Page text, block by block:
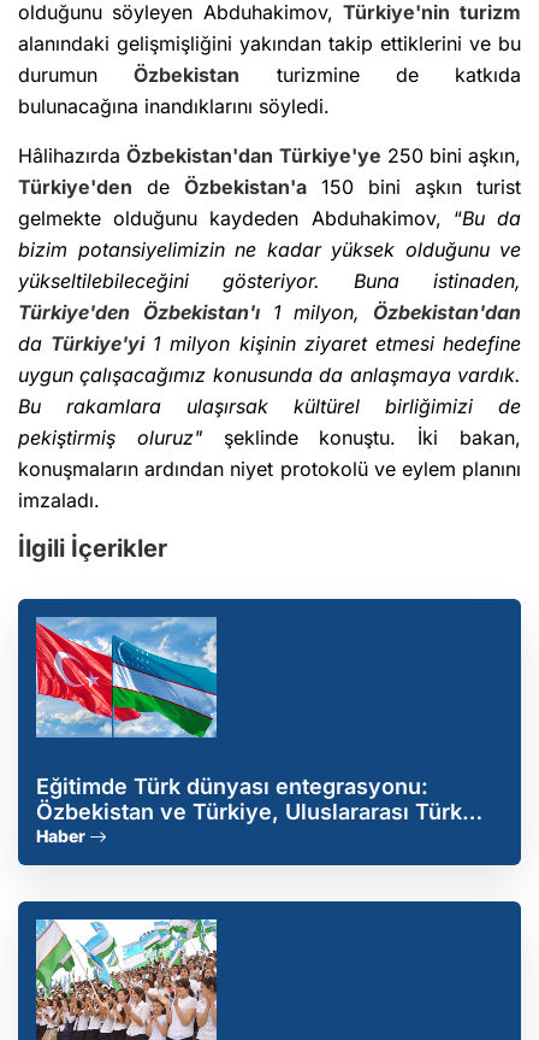
olduğunu söyleyen Abduhakimov, Türkiye'nin turizm
alanındaki gelişmişliğini yakından takip ettiklerini ve bu
durumunÖzbekistan turizmine de katkıda
bulunacağına inandıklarını söyledi.
Hâlihazırda Özbekistan'dan Türkiye'ye 250 bini aşkın,
Türkiye'den de Özbekistan'a 150 bini aşkın turist
gelmekte olduğunu kaydeden Abduhakimov, “Bu da
bizim potansiyelimizin ne kadar yüksek olduğunu ve
yükseltilebileceğini gösteriyor. Buna istinaden,
Türkiye'den Özbekistan'ı1 milyon, Özbekistan'dan
da Türkiye'yi1 milyon kişinin ziyaret etmesi hedefine
uygun çalışacağımız konusunda da anlaşmaya vardık.
Bu rakamlara ulaşırsak kültürel birliğimizi de
pekiştirmiş oluruz" şeklinde konuştu. İki bakan,
konuşmaların ardından niyet protokolü ve eylem planını
imzaladı.
İlgili İçerikler
Eğitimde Türk dünyası entegrasyonu:
Özbekistan ve Türkiye, Uluslararası Türk
Devletleri Üniversitesi kuruyor
Haber